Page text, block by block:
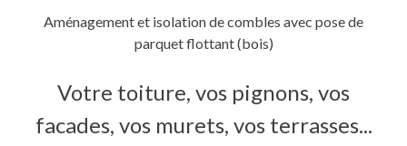
Aménagement et isolation de combles avec pose de
parquet flottant (bois)
Votre toiture, vos pignons, vos
facades, vos murets, vos terrasses...